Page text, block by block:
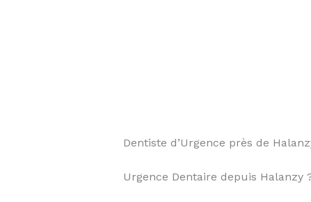
Dentiste d’Urgence près de
Urgence Dentaire depuis Halanzy